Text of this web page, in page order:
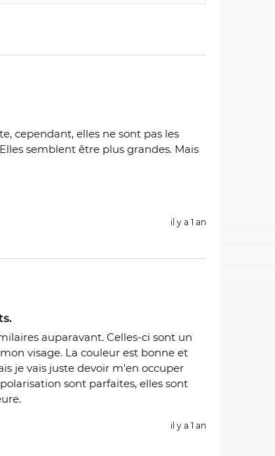
cependant, elles ne sont pas les
semblent être plus grandes. Mais
il y a 1 an
auparavant. Celles-ci sont un
visage. La couleur est bonne et
je vais juste devoir m'en occuper
sont parfaites, elles sont
il y a 1 an